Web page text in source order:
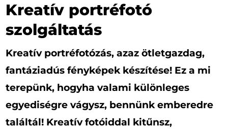
Kreatív portréfotó
szolgáltatás
Kreatív portréfotózás, azaz ötletgazdag,
fantáziadús fényképek készítése! Ez a mi
terepünk, hogyha valami különleges
egyediségre vágysz, bennünk emberedre
találtál! Kreatív fotóiddal kitűnsz,